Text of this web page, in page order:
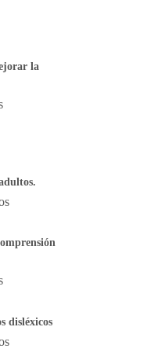
la
disléxicos